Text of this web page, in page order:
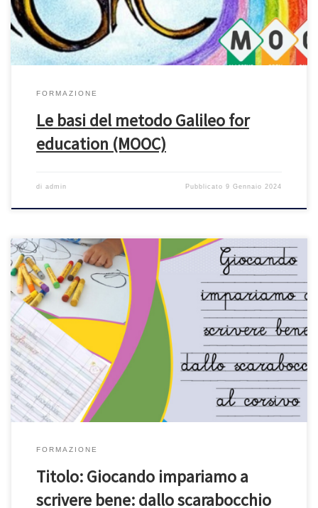
bambino, è fondamentale che […]
FORMAZIONE
Le basi del metodo Galileo for
education (MOOC)
di admin Pubblicato9 Gennaio 2024
SOFIA ID. 88150 Descrizione: Il corso online aiuta i docenti a capire
i processi che sottendono l’apprendimento della scrittura. offre: Il
corso è articolato in due Moduli: Modulo A: Dallo scarabocchio al
segno grafico che propone attività che permettono al bambino di
imparare in modo divertente a dirigere prima la […]
FORMAZIONE
Titolo: Giocando impariamo a
scrivere bene: dallo scarabocchio